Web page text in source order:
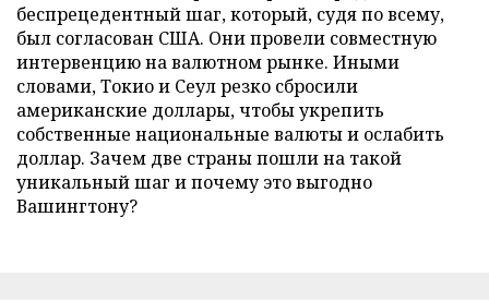
беспрецедентный шаг, который, судя по всему,
был согласован США. Они провели совместную
интервенцию на валютном рынке. Иными
словами, Токио и Сеул резко сбросили
американские доллары, чтобы укрепить
собственные национальные валюты и ослабить
доллар. Зачем две страны пошли на такой
уникальный шаг и почему это выгодно
Вашингтону?